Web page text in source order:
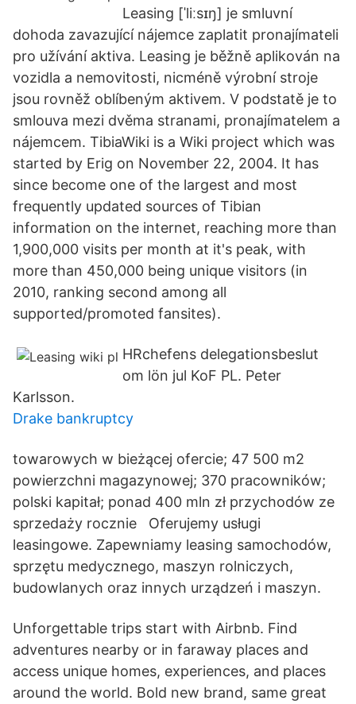
Leasing [ˈliːsɪŋ] je smluvní
dohoda zavazující nájemce zaplatit pronajímateli
pro užívání aktiva. Leasing je běžně aplikován na
vozidla a nemovitosti, nicméně výrobní stroje
jsou rovněž oblíbeným aktivem. V podstatě je to
smlouva mezi dvěma stranami, pronajímatelem a
nájemcem. TibiaWiki is a Wiki project which was
started by Erig on November 22, 2004. It has
since become one of the largest and most
frequently updated sources of Tibian
information on the internet, reaching more than
1,900,000 visits per month at it's peak, with
more than 450,000 being unique visitors (in
2010, ranking second among all
supported/promoted fansites).
HRchefens delegationsbeslut
om lön jul KoF PL. Peter
Karlsson.
Drake bankruptcy
towarowych w bieżącej ofercie; 47 500 m2
powierzchni magazynowej; 370 pracowników;
polski kapitał; ponad 400 mln zł przychodów ze
sprzedaży rocznie Oferujemy usługi
leasingowe. Zapewniamy leasing samochodów,
sprzętu medycznego, maszyn rolniczych,
budowlanych oraz innych urządzeń i maszyn.
Unforgettable trips start with Airbnb. Find
adventures nearby or in faraway places and
access unique homes, experiences, and places
around the world. Bold new brand, same great